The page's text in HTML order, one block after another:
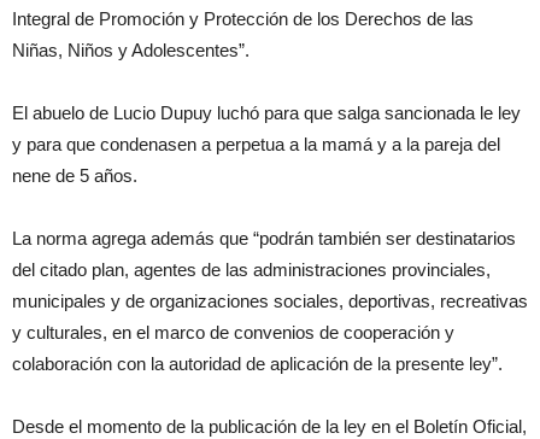
Integral de Promoción y Protección de los Derechos de las
Niñas, Niños y Adolescentes”.
El abuelo de Lucio Dupuy luchó para que salga sancionada le ley
y para que condenasen a perpetua a la mamá y a la pareja del
nene de 5 años.
La norma agrega además que “podrán también ser destinatarios
del citado plan, agentes de las administraciones provinciales,
municipales y de organizaciones sociales, deportivas, recreativas
y culturales, en el marco de convenios de cooperación y
colaboración con la autoridad de aplicación de la presente ley”.
Desde el momento de la publicación de la ley en el Boletín Oficial,